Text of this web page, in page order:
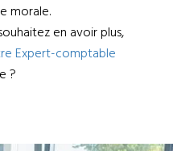
morale.
en avoir plus,
Expert-comptable
?